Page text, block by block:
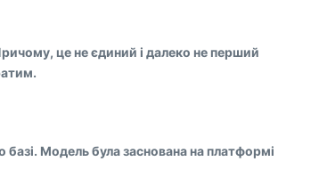
це не єдиний і далеко не перший
Модель була заснована на платформі